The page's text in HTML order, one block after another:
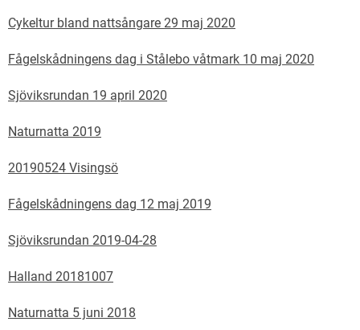
Cykeltur bland nattsångare 29 maj 2020
Fågelskådningens dag i Stålebo våtmark 10 maj 2020
Sjöviksrundan 19 april 2020
Naturnatta 2019
20190524 Visingsö
Fågelskådningens dag 12 maj 2019
Sjöviksrundan 2019-04-28
Halland 20181007
Naturnatta 5 juni 2018